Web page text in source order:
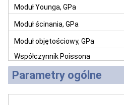
Moduł Younga, GPa
Moduł ścinania, GPa
Moduł objętościowy, GPa
Współczynnik Poissona
Parametry ogólne